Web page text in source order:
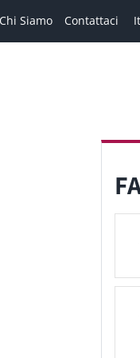
Chi Siamo Contattaci